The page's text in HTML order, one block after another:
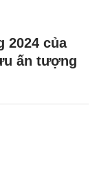
2024 của
ấn tượng